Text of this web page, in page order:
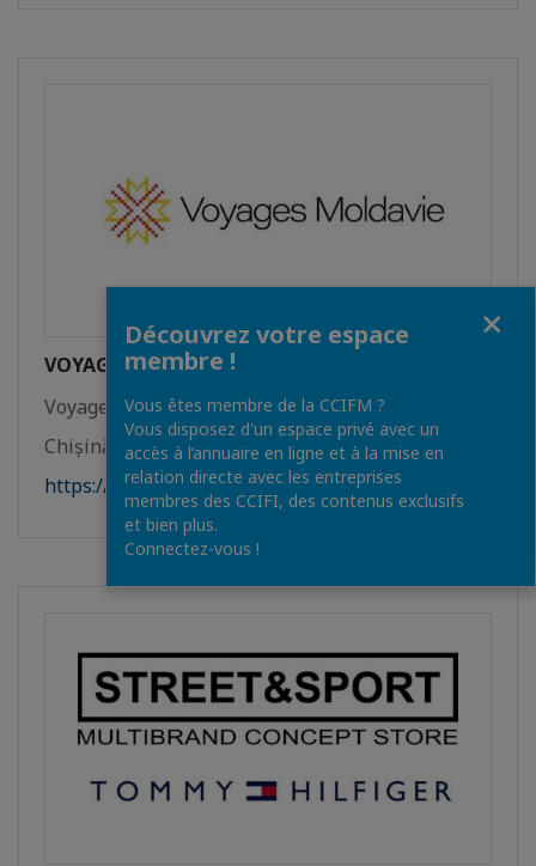
VOYAGES MOLDAVIE
Voyages, Tourisme
Chișinău
https://voyages-moldavie.com
Découvrez votre espace
membre !
Vous êtes membre de la CCIFM ?
Vous disposez d'un espace privé avec un
accès à l’annuaire en ligne et à la mise en
relation directe avec les entreprises
membres des CCIFI, des contenus exclusifs
et bien plus.
Connectez-vous !